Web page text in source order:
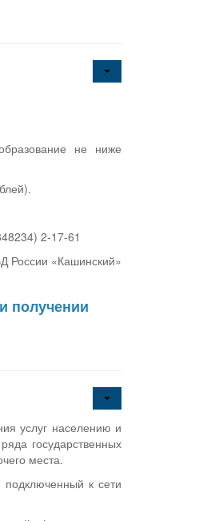
не ниже
2-17-61
России «Кашинский»
получении
услуг населению и
государственных
места.
к сети